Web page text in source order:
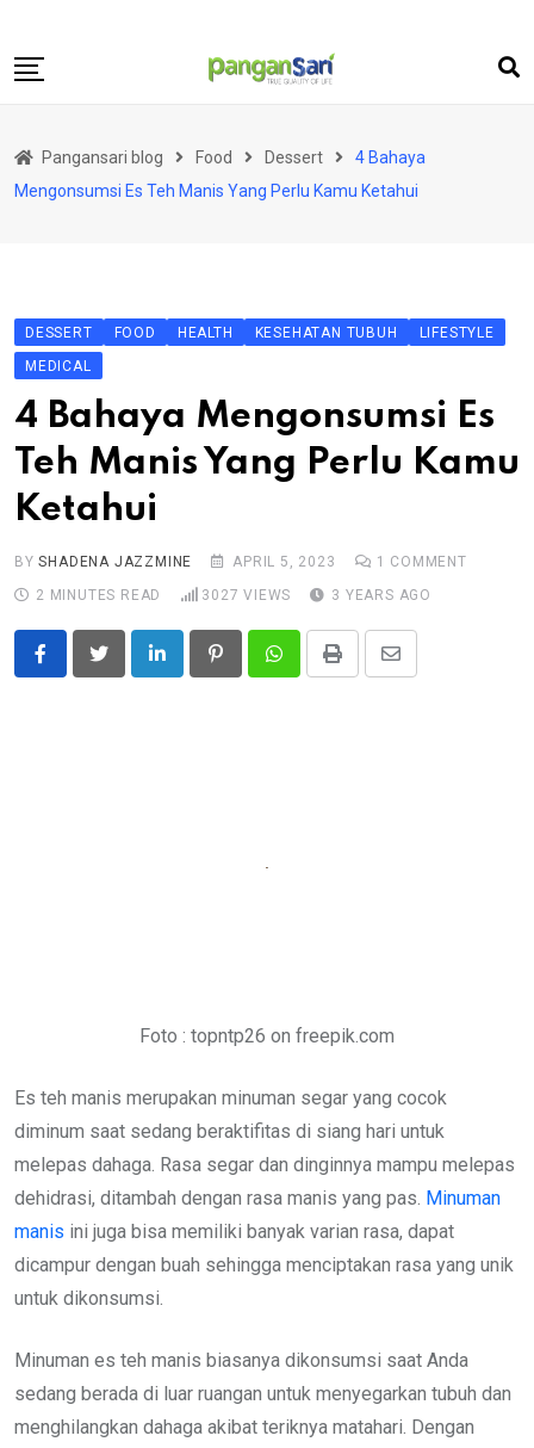
to
Food
Business
Pangansari blog Food Dessert
4 Bahaya
Mengonsumsi Es Teh Manis Yang Perlu Kamu Ketahui
DESSERT FOOD HEALTH KESEHATAN TUBUH
LIFESTYLE
MEDICAL
4 Bahaya Mengonsumsi Es
Teh Manis Yang Perlu Kamu
Ketahui
BYSHADENA JAZZMINE APRIL 5, 2023 1
COMMENT
2 MINUTES READ
3027 VIEWS 3 YEARS AGO
LinkedIn PinterestWhatsappPrint
Share
Foto : topntp26 on freepik.com
Es teh manis merupakan minuman segar yang cocok
diminum saat sedang beraktifitas di siang hari untuk
melepas dahaga. Rasa segar dan dinginnya mampu melepas
dehidrasi, ditambah dengan rasa manis yang pas. Minuman
manis ini juga bisa memiliki banyak varian rasa, dapat
dicampur dengan buah sehingga menciptakan rasa yang unik
untuk dikonsumsi.
Minuman es teh manis biasanya dikonsumsi saat Anda
sedang berada di luar ruangan untuk menyegarkan tubuh dan
menghilangkan dahaga akibat teriknya matahari. Dengan